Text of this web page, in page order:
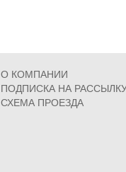
О КОМПАНИИ
ПОДПИСКА НА
СХЕМА ПРОЕЗДА